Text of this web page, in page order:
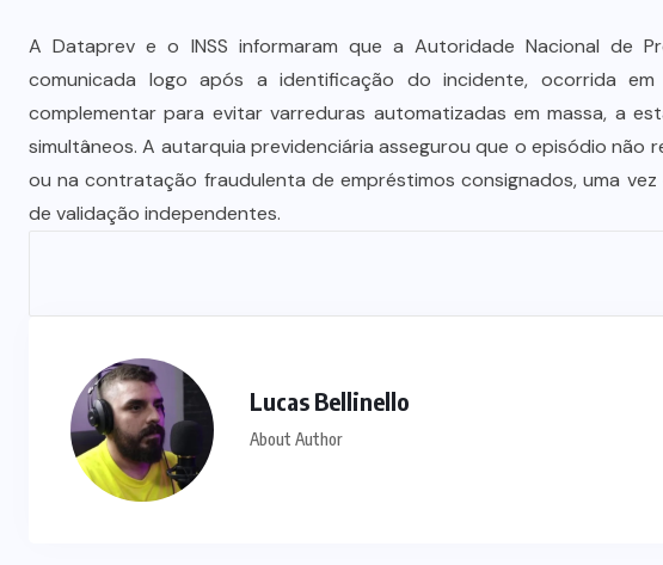
A Dataprev e o INSS informaram que a Autoridade Nacional de
comunicada logo após a identificação do incidente, ocorrida
complementar para evitar varreduras automatizadas em massa, a
simultâneos. A autarquia previdenciária assegurou que o episódio não
ou na contratação fraudulenta de empréstimos consignados, uma
de validação independentes.
Lucas Bellinello
About Author
Vale-refeição cobre apenas 9 dias
úteis de alimentação em Mato
Grosso, aponta levantamento
à